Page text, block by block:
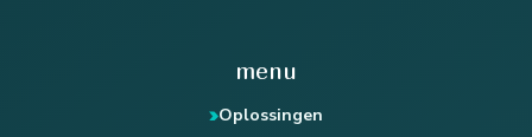
menu
Oplossingen